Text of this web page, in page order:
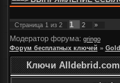
Страница 1из 2 1 2 »
Модератор форума: gringo
Форум бесплатных ключей »
Ключи Alldebrid.com